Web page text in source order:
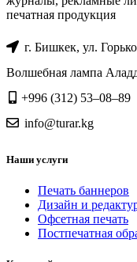
печатная продукция
г. Бишкек, ул.
Волшебная лампа
+996 (312) 53–08–89
info@turar.kg
Наши услуги
Печать баннеров
Дизайн и
Офсетная печать
Постпечатная